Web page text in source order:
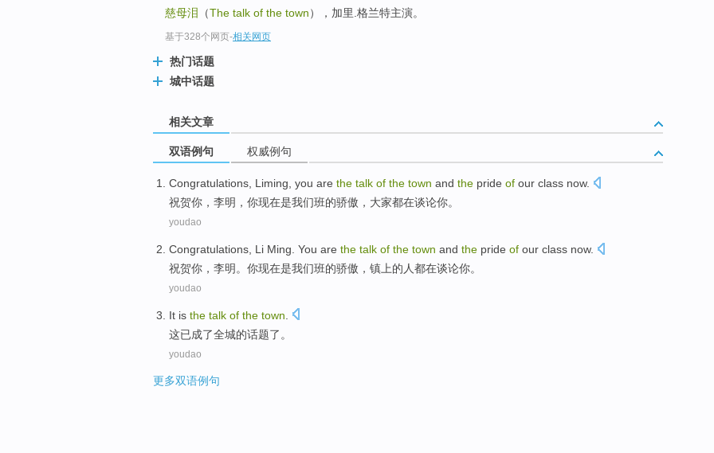
慈母泪
（The talk of the town），加里.格兰特主演。
基于328个网页-相关网页
热门话题
城中话题
相关文章
双语例句 权威例句
Congratulations Liming you are the talk of the town and the pride of our class now.
祝贺你 ， 李明 ， 你现在是我们班的骄傲 ，大家都在谈论你。
youdao
Congratulations Li Ming You are the talk of the town and the pride of our class now.
祝贺你 ， 李明 。 你现在是我们班的骄傲 ， 镇上的人都在谈论你。
youdao
It is the talk of the town
这已成了全城的话题了。
youdao
更多双语例句